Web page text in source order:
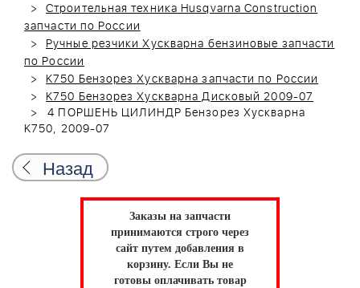
Строительная техника Husqvarna Construction
запчасти по России
Ручные резчики Хускварна бензиновые запчасти
по России
K750 Бензорез Хускварна запчасти по России
K750 Бензорез Хускварна Дисковый 2009-07
4 ПОРШЕНЬ ЦИЛИНДР Бензорез Хускварна
K750, 2009-07
Назад
Заказы на запчасти
принимаются строго через
сайт путем добавления в
корзину. Если Вы не
готовы оплачивать товар